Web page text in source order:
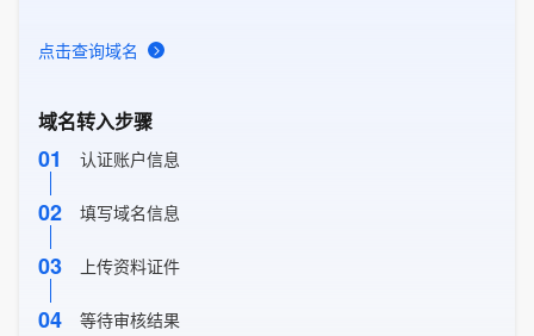
点击查询域名
域名转入步骤
01 认证账户信息
02 填写域名信息
03 上传资料证件
04 等待审核结果